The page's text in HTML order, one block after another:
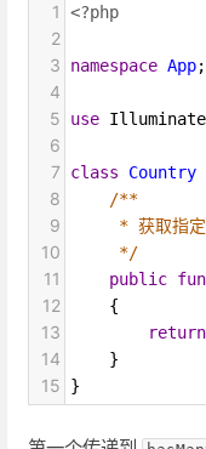
1 <?php
2
3
namespace App;
4
5
use
6
7
class Country
8 /**
9 * 获取指
10 */
11 public
12
    {
13 return
14
    }
15 }